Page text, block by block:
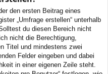
den ersten Beitrag eines
„Umfrage erstellen“ unterhalb
du diesen Bereich nicht
nicht die Berechtigung,
Titel und mindestens zwei
Felder eingeben und dabei
in einer eigenen Zeile steht.